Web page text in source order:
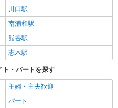
川口駅
南浦和駅
熊谷駅
志木駅
ト・パートを探す
主婦・主夫歓迎
パート